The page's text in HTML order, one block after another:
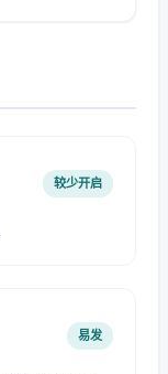
较少开启
易发